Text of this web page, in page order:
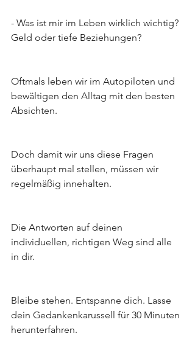
- Was ist mir im Leben wirklich wichtig?
Geld oder tiefe Beziehungen?
Oftmals leben wir im Autopiloten und
bewältigen den Alltag mit den besten
Absichten.
Doch damit wir uns diese Fragen
überhaupt mal stellen, müssen wir
regelmäßig innehalten.
Die Antworten auf deinen
individuellen, richtigen Weg sind alle
in dir.
Bleibe stehen. Entspanne dich. Lasse
dein Gedankenkarussell für 30 Minuten
herunterfahren.